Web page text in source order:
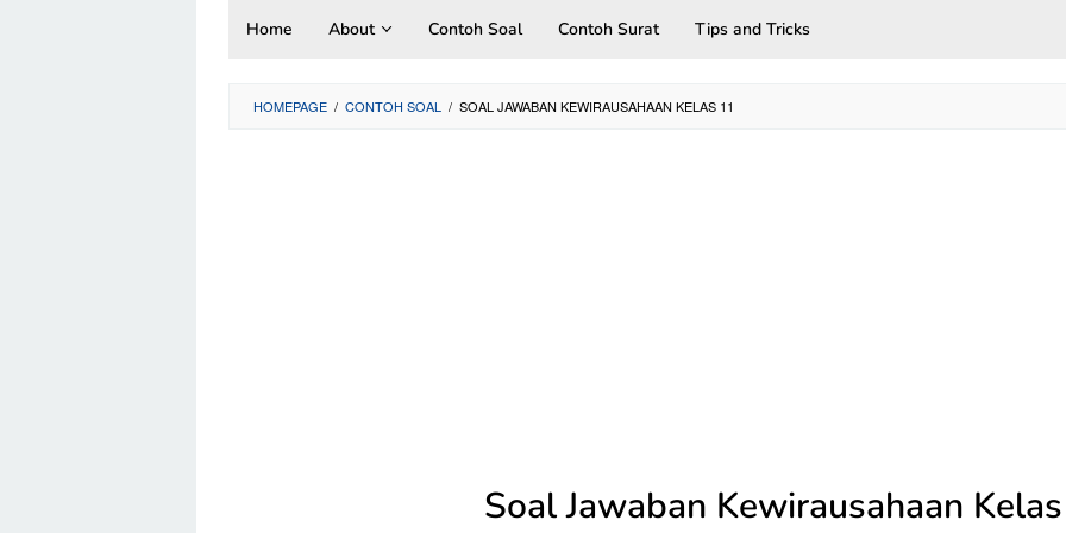
Home About Contoh Soal Contoh Surat Tips and Tricks
HOMEPAGE / CONTOH SOAL / SOAL JAWABAN KEWIRAUSAHAAN KELAS 11
Soal Jawaban Kewirausahaan